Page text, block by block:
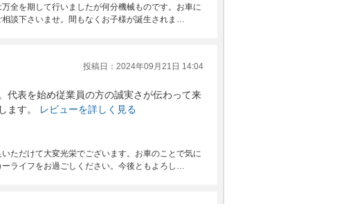
全を期して行いましたが何分機械ものです。お車に
談下さいませ。間もなくお子様が誕生されま…
投稿日：2024年09月21日 14:04
代表を始め従業員の方の誠実さが伝わって来
ます。
レビューを詳しく見る
ただけて大変光栄でございます。お車のことで気に
ライフをお過ごしください。今後ともよろし…